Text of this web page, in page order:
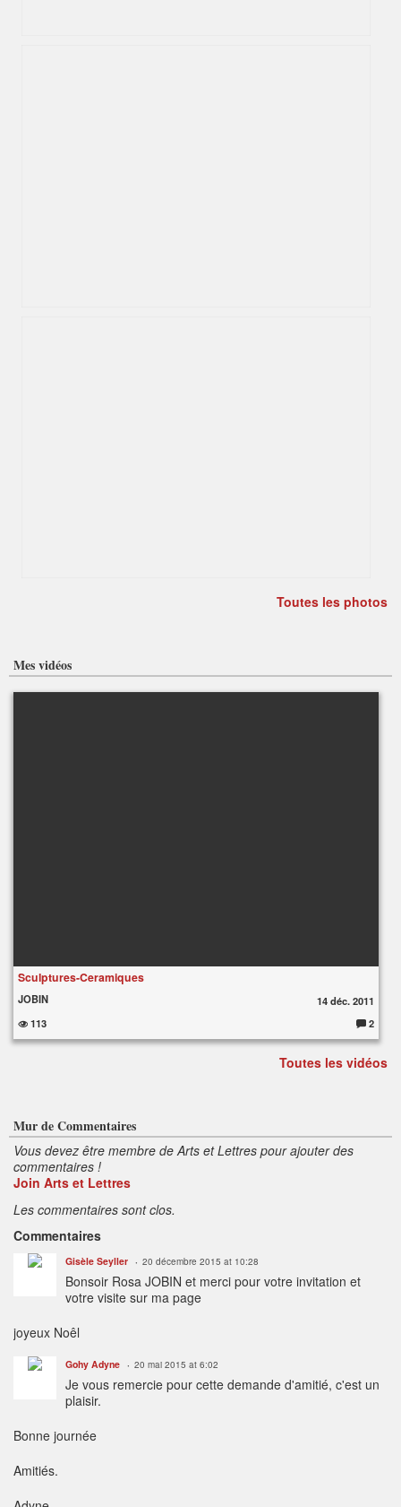
Toutes les photos
Mes vidéos
Sculptures-Ceramiques
JOBIN
14 déc. 2011
113
o
m
2
Toutes les vidéos
Mur de Commentaires
Vous devez être membre de Arts et Lettres pour ajouter des
commentaires !
Join Arts et Lettres
Les commentaires sont clos.
Commentaires
Gisèle Seyller 20 décembre 2015 at 10:28
Bonsoir Rosa JOBIN et merci pour votre invitation et
votre visite sur ma page
joyeux Noêl
Gohy Adyne 20 mai 2015 at 6:02
Je vous remercie pour cette demande d'amitié, c'est un
plaisir.
Bonne journée
Amitiés.